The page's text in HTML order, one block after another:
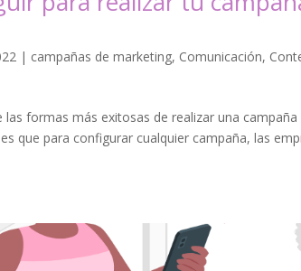
| campañas de marketing, Comunicación,
formas más exitosas de realizar una
que para configurar cualquier campaña, las